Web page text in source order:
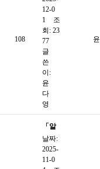
108
12월
카드
12-0
1
조
회: 23
77
글
쓴
이:
윤
다
영
「알
쓸신
날짜:
2025-
11-0